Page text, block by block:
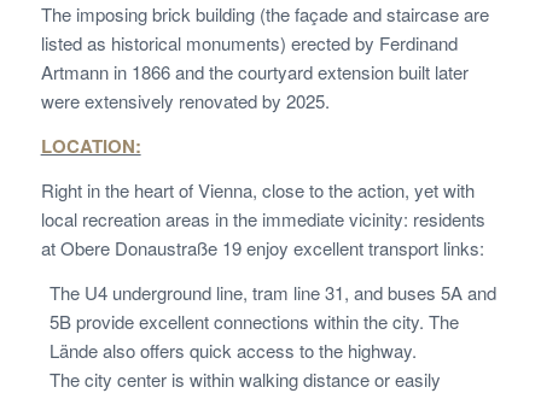
The imposing brick building (the façade and staircase are
listed as historical monuments) erected by Ferdinand
Artmann in 1866 and the courtyard extension built later
were extensively renovated by 2025.
LOCATION:
Right in the heart of Vienna, close to the action, yet with
local recreation areas in the immediate vicinity: residents
at Obere Donaustraße 19 enjoy excellent transport links:
The U4 underground line, tram line 31, and buses 5A and
5B provide excellent connections within the city. The
Lände also offers quick access to the highway.
The city center is within walking distance or easily